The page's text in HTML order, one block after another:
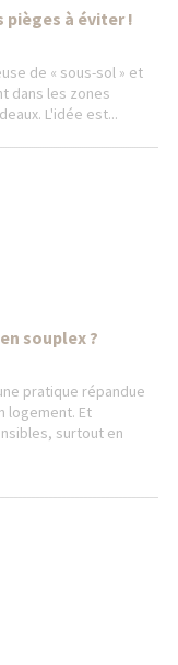
pièges à éviter !
de « sous-sol » et
dans les zones
L'idée est...
souplex ?
pratique répandue
logement. Et
surtout en